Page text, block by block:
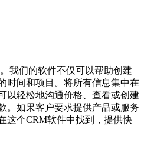
我们的软件不仅可以帮助创建
时间和项目。将所有信息集中在
以轻松地沟通价格、查看或创建
。如果客户要求提供产品或服务
这个CRM软件中找到，提供快